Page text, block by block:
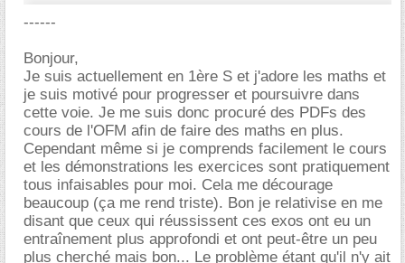
------
Bonjour,
Je suis actuellement en 1ère S et j'adore les maths et
je suis motivé pour progresser et poursuivre dans
cette voie. Je me suis donc procuré des PDFs des
cours de l'OFM afin de faire des maths en plus.
Cependant même si je comprends facilement le cours
et les démonstrations les exercices sont pratiquement
tous infaisables pour moi. Cela me décourage
beaucoup (ça me rend triste). Bon je relativise en me
disant que ceux qui réussissent ces exos ont eu un
entraînement plus approfondi et ont peut-être un peu
plus cherché mais bon... Le problème étant qu'il n'y ait